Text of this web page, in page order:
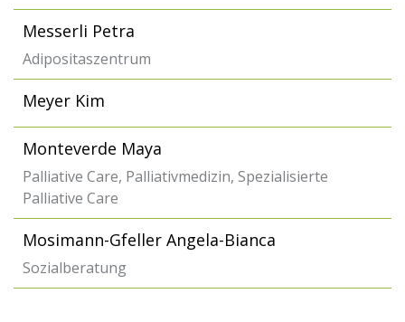
Messerli Petra
Adipositaszentrum
Meyer Kim
Monteverde Maya
Palliative Care, Palliativmedizin, Spezialisierte
Palliative Care
Mosimann-Gfeller Angela-Bianca
Sozialberatung